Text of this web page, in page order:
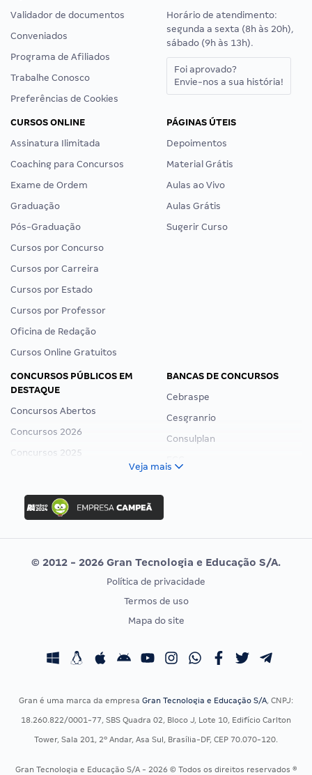
Validador de documentos
Conveniados
Programa de Afiliados
Trabalhe Conosco
Preferências de Cookies
Horário de atendimento:
segunda a sexta (8h às 20h),
sábado (9h às 13h).
Foi aprovado?
Envie-nos a sua história!
CURSOS ONLINE
Assinatura Ilimitada
Coaching para Concursos
Exame de Ordem
Graduação
Pós-Graduação
Cursos por Concurso
Cursos por Carreira
Cursos por Estado
Cursos por Professor
Oficina de Redação
Cursos Online Gratuitos
PÁGINAS ÚTEIS
Depoimentos
Material Grátis
Aulas ao Vivo
Aulas Grátis
Sugerir Curso
CONCURSOS PÚBLICOS EM
DESTAQUE
Concursos Abertos
Concursos 2026
Concursos 2025
Concurso Ibama
Concurso MPU
Editais publicados
BANCAS DE CONCURSOS
Cebraspe
Cesgranrio
Consulplan
Vunesp
CONCURSOS POR PROFISSÃO
Concursos Fiscais
EXAME DE ORDEM
Calendário OAB
Veja mais
© 2012 - 2026 Gran Tecnologia e Educação S/A.
Política de privacidade
Termos de uso
Mapa do site
Gran é uma marca da empresa Gran Tecnologia e Educação S/A, CNPJ:
18.260.822/0001-77, SBS Quadra 02, Bloco J, Lote 10, Edifício Carlton
Tower, Sala 201, 2º Andar, Asa Sul, Brasília-DF, CEP 70.070-120.
Gran Tecnologia e Educação S/A - 2026 © Todos os direitos reservados ®